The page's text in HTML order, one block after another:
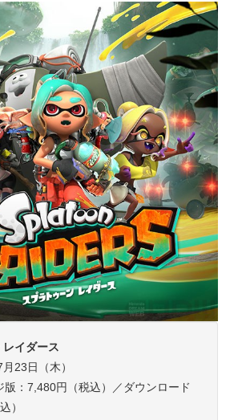
イダース
23日（木）
版：7,480円（税込）／ダウンロード
）